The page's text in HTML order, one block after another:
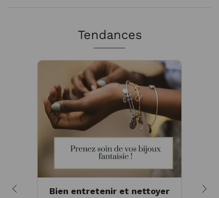
Tendances
Bien entretenir et nettoyer